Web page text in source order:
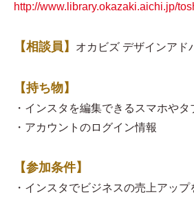
http://www.library.okazaki.aichi.jp/
【相談員】 オカビズ デザインア
【持ち物】
・インスタを編集できるスマホやタ
・アカウントのログイン情報
【参加条件】
・インスタでビジネスの売上アッ